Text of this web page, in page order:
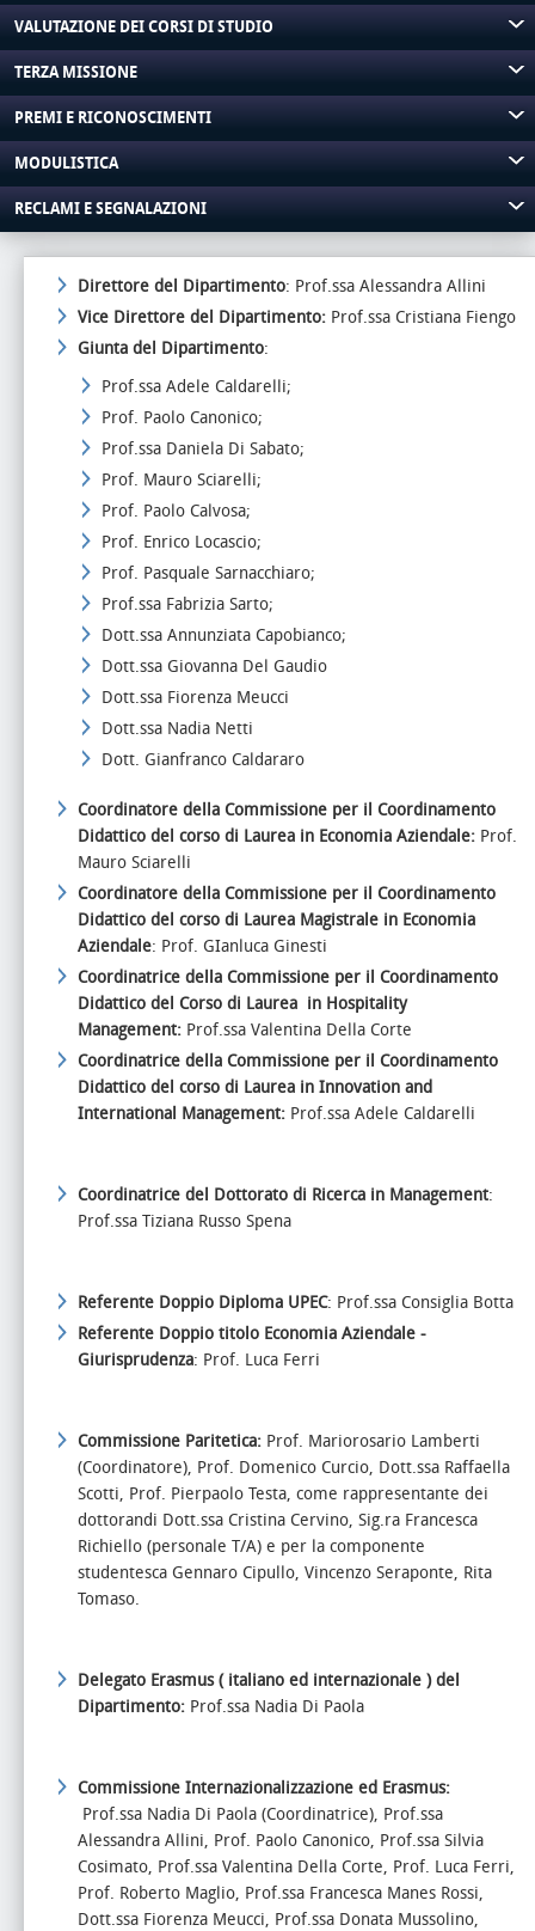
VALUTAZIONE DEI CORSI DI STUDIO
TERZA MISSIONE
PREMI E RICONOSCIMENTI
MODULISTICA
RECLAMI E SEGNALAZIONI
Direttore del Dipartimento: Prof.ssa Alessandra Allini
Vice Direttore del Dipartimento: Prof.ssa Cristiana Fiengo
Giunta del Dipartimento:
Prof.ssa Adele Caldarelli;
Prof. Paolo Canonico;
Prof.ssa Daniela Di Sabato;
Prof. Mauro Sciarelli;
Prof. Paolo Calvosa;
Prof. Enrico Locascio;
Prof. Pasquale Sarnacchiaro;
Prof.ssa Fabrizia Sarto;
Dott.ssa Annunziata Capobianco;
Dott.ssa Giovanna Del Gaudio
Dott.ssa Fiorenza Meucci
Dott.ssa Nadia Netti
Dott. Gianfranco Caldararo
Coordinatore della Commissione per il Coordinamento
Didattico del corso di Laurea in Economia Aziendale: Prof.
Mauro Sciarelli
Coordinatore della Commissione per il Coordinamento
Didattico del corso di Laurea Magistrale in Economia
Aziendale: Prof. GIanluca Ginesti
Coordinatrice della Commissione per il Coordinamento
Didattico del Corso di Laurea in Hospitality
Management: Prof.ssa Valentina Della Corte
Coordinatrice della Commissione per il Coordinamento
Didattico del corso di Laurea in Innovation and
International Management: Prof.ssa Adele Caldarelli
Coordinatrice del Dottorato di Ricerca in Management:
Prof.ssa Tiziana Russo Spena
Referente Doppio Diploma UPEC: Prof.ssa Consiglia Botta
Referente Doppio titolo Economia Aziendale -
Giurisprudenza: Prof. Luca Ferri
Commissione Paritetica: Prof. Mariorosario Lamberti
(Coordinatore), Prof. Domenico Curcio, Dott.ssa Raffaella
Scotti, Prof. Pierpaolo Testa, come rappresentante dei
dottorandi Dott.ssa Cristina Cervino, Sig.ra Francesca
Richiello (personale T/A) e per la componente
studentesca Gennaro Cipullo, Vincenzo Seraponte, Rita
Tomaso.
Delegato Erasmus ( italiano ed internazionale ) del
Dipartimento: Prof.ssa Nadia Di Paola
Commissione Internazionalizzazione ed Erasmus:
Prof.ssa Nadia Di Paola (Coordinatrice), Prof.ssa
Alessandra Allini, Prof. Paolo Canonico, Prof.ssa Silvia
Cosimato, Prof.ssa Valentina Della Corte, Prof. Luca Ferri,
Prof. Roberto Maglio, Prof.ssa Francesca Manes Rossi,
Dott.ssa Fiorenza Meucci, Prof.ssa Donata Mussolino,